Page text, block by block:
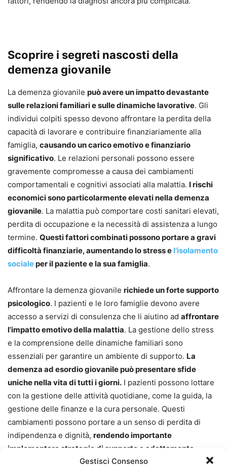
Gestisci Consenso
Scoprire i segreti nascosti della
demenza giovanile
La demenza giovanile può avere un impatto devastante
sulle relazioni familiari e sulle dinamiche lavorative. Gli
individui colpiti spesso devono affrontare la perdita della
capacità di lavorare e contribuire finanziariamente alla
famiglia, causando un carico emotivo e finanziario
significativo. Le relazioni personali possono essere
gravemente compromesse a causa dei cambiamenti
comportamentali e cognitivi associati alla malattia. I rischi
economici sono particolarmente elevati nella demenza
giovanile. La malattia può comportare costi sanitari elevati,
perdita di occupazione e la necessità di assistenza a lungo
termine. Questi fattori combinati possono portare a gravi
difficoltà finanziarie, aumentando lo stress e l’isolamento
socialeper il paziente e la sua famiglia.
Affrontare la demenza giovanile richiede un forte supporto
psicologico. I pazienti e le loro famiglie devono avere
accesso a servizi di consulenza che li aiutino ad affrontare
l’impatto emotivo della malattia. La gestione dello stress
e la comprensione delle dinamiche familiari sono
essenziali per garantire un ambiente di supporto. La
demenza ad esordio giovanile può presentare sfide
uniche nella vita di tutti i giorni. I pazienti possono lottare
con la gestione delle attività quotidiane, come la guida, la
gestione delle finanze e la cura personale. Questi
cambiamenti possono portare a un senso di perdita di
indipendenza e dignità, rendendo importante
implementare strategie di supporto e adattamento.